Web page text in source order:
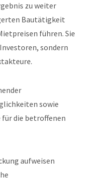
zu weiter
Bautätigkeit
führen. Sie
sondern
sowie
die betroffenen
aufweisen